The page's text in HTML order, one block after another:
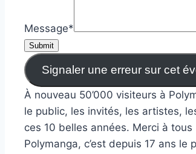
Message*
Submit
Signaler une erreur sur cet
À nouveau 50’000 visiteurs à
le public, les invités, les artistes,
ces 10 belles années. Merci à tous
Polymanga, c’est depuis 17 ans